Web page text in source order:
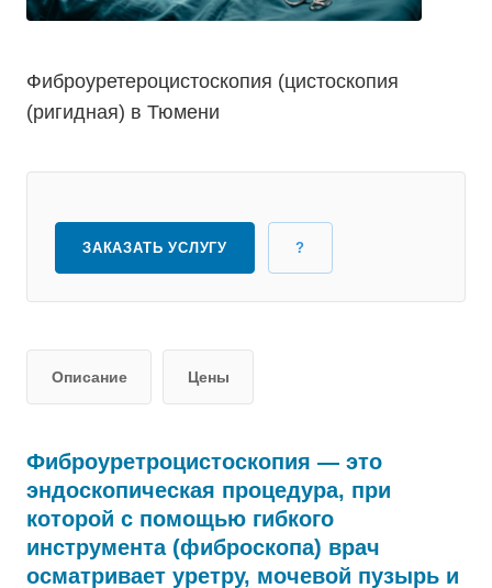
Фиброуретероцистоскопия (цистоскопия
(ригидная) в Тюмени
ЗАКАЗАТЬ УСЛУГУ ?
Описание Цены
Фиброуретроцистоскопия — это
эндоскопическая процедура, при
которой с помощью гибкого
инструмента (фиброскопа) врач
осматривает уретру, мочевой пузырь и